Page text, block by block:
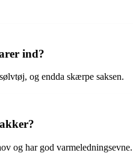
ind?
og endda skærpe saksen.
og har god varmeledningsevne.